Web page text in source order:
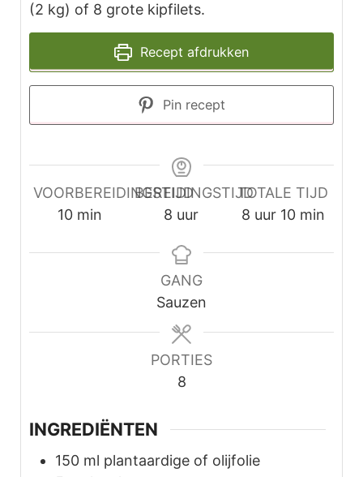
(2 kg) of 8 grote kipfilets.
Recept afdrukken
Pin recept
VOORBEREIDINGSTIJD
10minuten
min
BEREIDINGSTIJD
8 uur
uur
TOTALE TIJD
8uur
uur 10minuten
min
GANG
Sauzen
PORTIES
8
INGREDIËNTEN
150 ml plantaardige of olijfolie